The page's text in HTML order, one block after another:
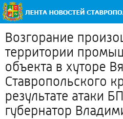
Возгорание
территории
объекта в хуторе
Ставропольского
результате атаки
губернатор